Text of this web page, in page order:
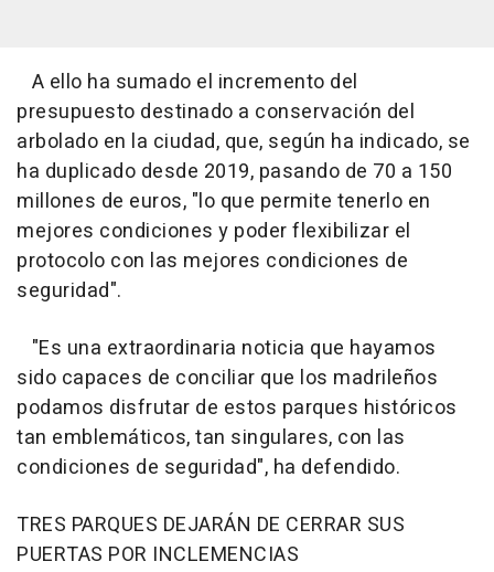
A ello ha sumado el incremento del
presupuesto destinado a conservación del
arbolado en la ciudad, que, según ha indicado, se
ha duplicado desde 2019, pasando de 70 a 150
millones de euros, "lo que permite tenerlo en
mejores condiciones y poder flexibilizar el
protocolo con las mejores condiciones de
seguridad".
"Es una extraordinaria noticia que hayamos
sido capaces de conciliar que los madrileños
podamos disfrutar de estos parques históricos
tan emblemáticos, tan singulares, con las
condiciones de seguridad", ha defendido.
TRES PARQUES DEJARÁN DE CERRAR SUS
PUERTAS POR INCLEMENCIAS